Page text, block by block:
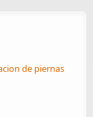
de piernas